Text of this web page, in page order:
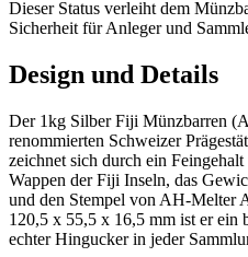
Dieser Status verleiht dem
Sicherheit für Anleger und
Design und Details
Der 1kg Silber Fiji Münzbarren
renommierten Schweizer
zeichnet sich durch ein
Wappen der Fiji Inseln, das
und den Stempel von AH-Melter
120,5 x 55,5 x 16,5 mm ist er ein
echter Hingucker in jeder